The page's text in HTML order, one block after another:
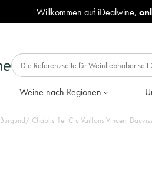
Willkommen auf iDealwine,
Weine nach Regionen
Burgund/ Chablis 1er Cru Vaillons Vincent